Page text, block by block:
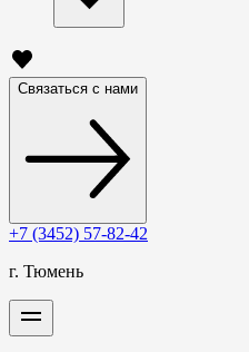
Связаться с нами
+7 (3452) 57-82-42
г. Тюмень